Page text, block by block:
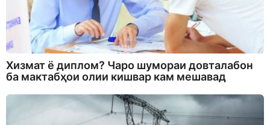
Хизмат ё диплом? Чаро шумораи довталабон
ба мактабҳои олии кишвар кам мешавад